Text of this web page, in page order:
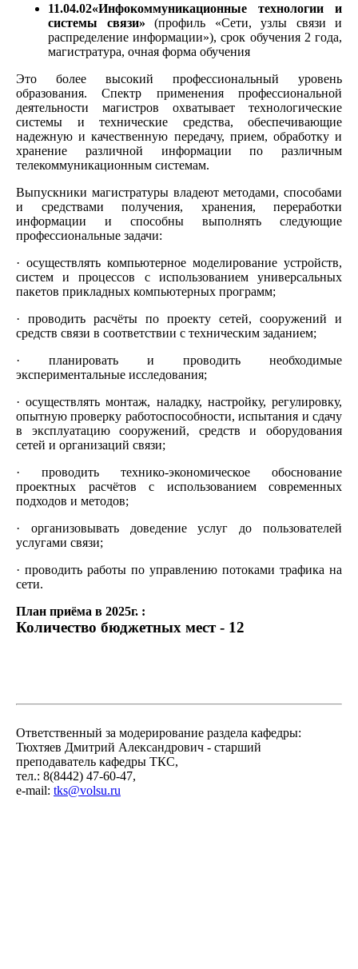
11.04.02«Инфокоммуникационные технологии и
системы связи» (профиль «Сети, узлы связи и
распределение информации»), срок обучения 2 года,
магистратура, очная форма обучения
Это более высокий профессиональный уровень
образования. Спектр применения профессиональной
деятельности магистров охватывает технологические
системы и технические средства, обеспечивающие
надежную и качественную передачу, прием, обработку и
хранение различной информации по различным
телекоммуникационным системам.
Выпускники магистратуры владеют методами, способами
и средствами получения, хранения, переработки
информации и способны выполнять следующие
профессиональные задачи:
· осуществлять компьютерное моделирование устройств,
систем и процессов с использованием универсальных
пакетов прикладных компьютерных программ;
· проводить расчёты по проекту сетей, сооружений и
средств связи в соответствии с техническим заданием;
· планировать и проводить необходимые
экспериментальные исследования;
· осуществлять монтаж, наладку, настройку, регулировку,
опытную проверку работоспособности, испытания и сдачу
в эксплуатацию сооружений, средств и оборудования
сетей и организаций связи;
· проводить технико-экономическое обоснование
проектных расчётов с использованием современных
подходов и методов;
· организовывать доведение услуг до пользователей
услугами связи;
· проводить работы по управлению потоками трафика на
сети.
План приёма в 2025г. :
Количество бюджетных мест - 12
Ответственный за модерирование раздела кафедры:
Тюхтяев Дмитрий Александрович - старший
преподаватель кафедры ТКС,
тел.: 8(8442) 47-60-47,
e-mail: tks@volsu.ru